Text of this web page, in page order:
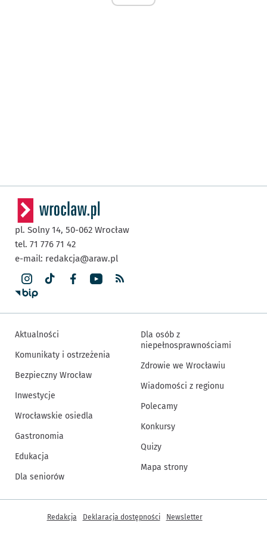
pl. Solny 14, 50-062 Wrocław
tel. 71 776 71 42
e-mail: redakcja@araw.pl
Aktualności
Komunikaty i ostrzeżenia
Bezpieczny Wrocław
Inwestycje
Wrocławskie osiedla
Gastronomia
Edukacja
Dla seniorów
Dla osób z
niepełnosprawnościami
Zdrowie we Wrocławiu
Wiadomości z regionu
Polecamy
Konkursy
Quizy
Mapa strony
Inne informacje
Redakcja Deklaracja dostępności Newsletter